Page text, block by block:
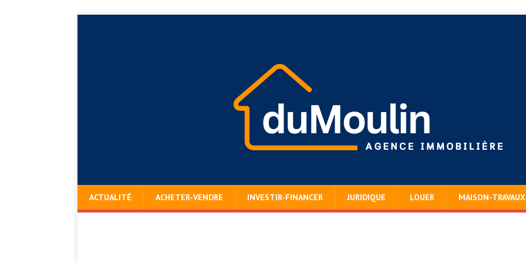
ACTUALITÉ ACHETER-VENDRE INVESTIR-FINANCER JURIDIQUE LOUER MAISON-TRAVAUX